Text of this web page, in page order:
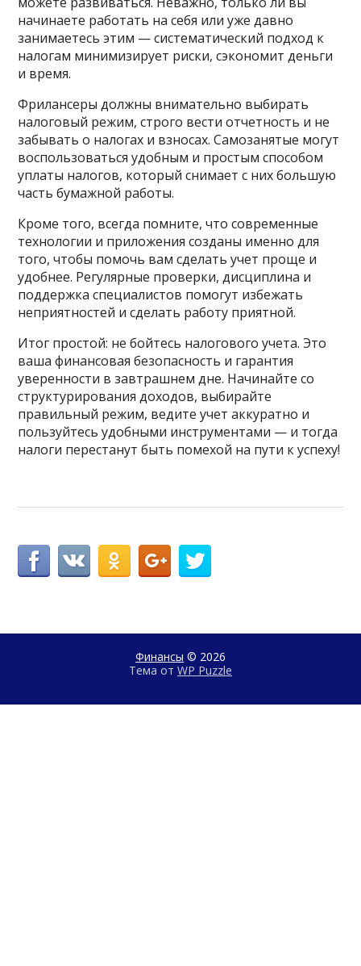
начинаете работать на себя или уже давно
занимаетесь этим — систематический подход к
налогам минимизирует риски, сэкономит деньги
и время.
Фрилансеры должны внимательно выбирать
налоговый режим, строго вести отчетность и не
забывать о налогах и взносах. Самозанятые могут
воспользоваться удобным и простым способом
уплаты налогов, который снимает с них большую
часть бумажной работы.
Кроме того, всегда помните, что современные
технологии и приложения созданы именно для
того, чтобы помочь вам сделать учет проще и
удобнее. Регулярные проверки, дисциплина и
поддержка специалистов помогут избежать
неприятностей и сделать работу приятной.
Итог простой: не бойтесь налогового учета. Это
ваша финансовая безопасность и гарантия
уверенности в завтрашнем дне. Начинайте со
структурирования доходов, выбирайте
правильный режим, ведите учет аккуратно и
пользуйтесь удобными инструментами — и тогда
налоги перестанут быть помехой на пути к успеху!
Финансы © 2026
Тема от WP Puzzle